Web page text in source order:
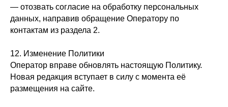
— отозвать согласие на обработку персональных
данных, направив обращение Оператору по
контактам из раздела 2.
12. Изменение Политики
Оператор вправе обновлять настоящую Политику.
Новая редакция вступает в силу с момента её
размещения на сайте.